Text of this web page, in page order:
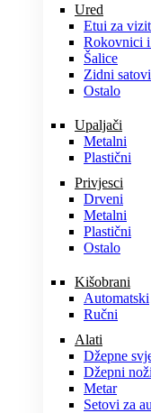
Ured
Etui za
Rokovnici i
Šalice
Zidni satovi
Ostalo
Upaljači
Metalni
Plastični
Privjesci
Drveni
Metalni
Plastični
Ostalo
Kišobrani
Automatski
Ručni
Alati
Džepne
Džepni
Metar
Setovi za